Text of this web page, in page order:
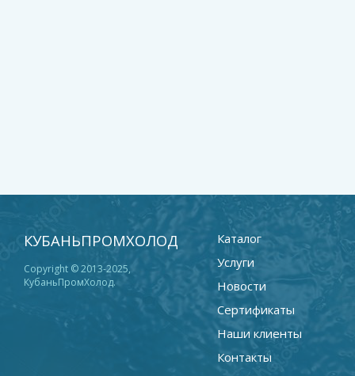
КУБАНЬПРОМХОЛОД
Copyright © 2013-2025,
КубаньПромХолод.
Каталог
Услуги
Новости
Cертификаты
Наши клиенты
Контакты